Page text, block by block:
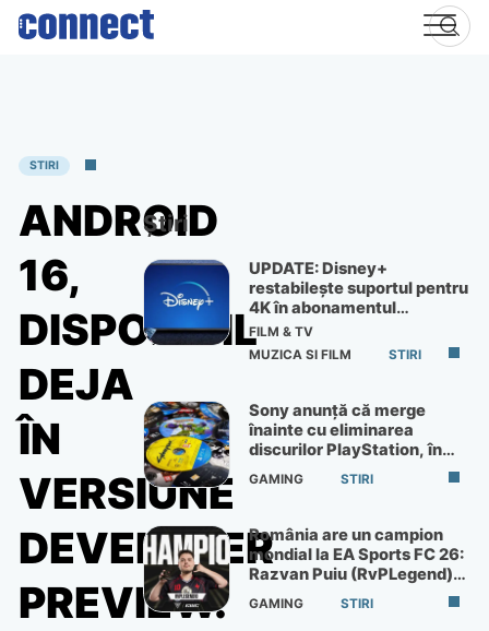
Skip
STIRI
ANDROID
16,
DISPONIBIL
DEJA
ÎN
VERSIUNE
DEVELOPER
PREVIEW.
Știri
UPDATE: Disney+
restabilește suportul pentru
4K în abonamentul
Premium
FILM & TV
MUZICA SI FILM
STIRI
Sony anunță că merge
înainte cu eliminarea
discurilor PlayStation, în
ciuda protestelor
GAMING STIRI
România are un campion
mondial la EA Sports FC 26:
Razvan Puiu (RvPLegend)
câștigă turneul de la Paris
GAMING STIRI